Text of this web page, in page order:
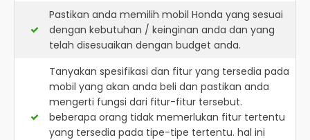
Pastikan anda memilih mobil Honda yang sesuai
dengan kebutuhan / keinginan anda dan yang
telah disesuaikan dengan budget anda.
Tanyakan spesifikasi dan fitur yang tersedia pada
mobil yang akan anda beli dan pastikan anda
mengerti fungsi dari fitur-fitur tersebut.
beberapa orang tidak memerlukan fitur tertentu
yang tersedia pada tipe-tipe tertentu. hal ini